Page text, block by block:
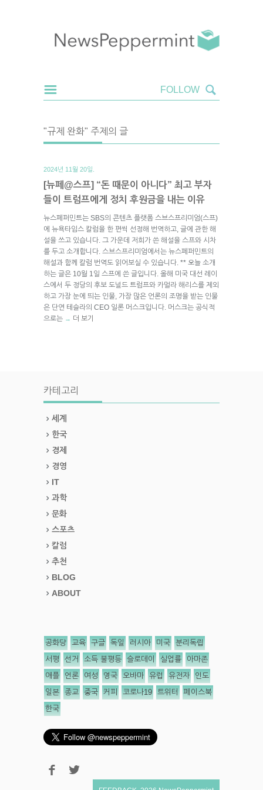
"규제 완화" 주제의 글
2024년 11월 20일.
[뉴페@스프] “돈 때문이 아니다” 최고 부자
들이 트럼프에게 정치 후원금을 내는 이유
뉴스페퍼민트는 SBS의 콘텐츠 플랫폼 스브스프리미엄(스프)
에 뉴욕타임스 칼럼을 한 편씩 선정해 번역하고, 글에 관한 해
설을 쓰고 있습니다. 그 가운데 저희가 쓴 해설을 스프와 시차
를 두고 소개합니다. 스브스프리미엄에서는 뉴스페퍼민트의
해설과 함께 칼럼 번역도 읽어보실 수 있습니다. ** 오늘 소개
하는 글은 10월 1일 스프에 쓴 글입니다. 올해 미국 대선 레이
스에서 두 정당의 후보 도널드 트럼프와 카멀라 해리스를 제외
하고 가장 눈에 띄는 인물, 가장 많은 언론의 조명을 받는 인물
은 단연 테슬라의 CEO 일론 머스크입니다. 머스크는 공식적
으로는 → 더 보기
카테고리
세계
한국
경제
경영
IT
과학
문화
스포츠
칼럼
추천
BLOG
ABOUT
공화당 교육 구글 독일 러시아 미국 분리독립
서평 선거 소득 불평등 슬로데이 실업률 아마존
애플 언론 여성 영국 오바마 유럽 유전자 인도
일본 종교 중국 커피 코로나19 트위터 페이스북
한국